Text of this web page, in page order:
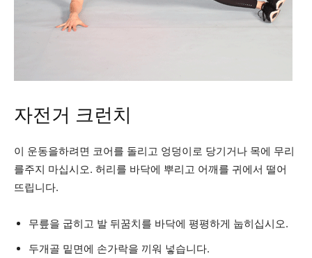
자전거 크런치
이 운동을하려면 코어를 돌리고 엉덩이로 당기거나 목에 무리
를주지 마십시오. 허리를 바닥에 뿌리고 어깨를 귀에서 떨어
뜨립니다.
무릎을 굽히고 발 뒤꿈치를 바닥에 평평하게 눕히십시오.
두개골 밑면에 손가락을 끼워 넣습니다.